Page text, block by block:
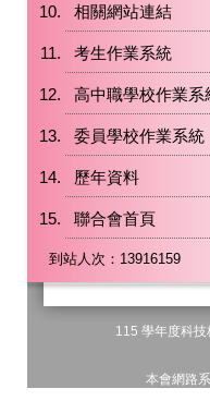
相關網站連結
考生作業系統
高中職學校作業系
委員學校作業系統
歷年資料
聯合會首頁
到站人次：13916159
115 學年度科
本會網路